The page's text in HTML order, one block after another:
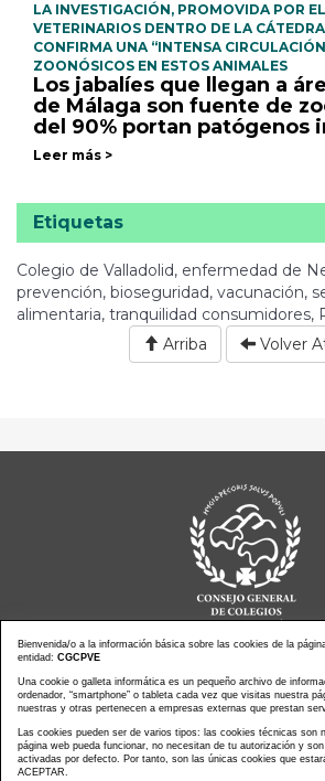
LA INVESTIGACIÓN, PROMOVIDA POR
VETERINARIOS DENTRO DE LA
CONFIRMA UNA “INTENSA
ZOONÓSICOS EN ESTOS ANIMALES
Los jabalíes que llegan a
de Málaga son fuente de
del 90% portan patógenos
Leer más >
Etiquetas
Colegio de Valladolid, enfermedad de
prevención, bioseguridad, vacunación,
alimentaria, tranquilidad consumidores,
Arriba
Volver
Noticias actualidad
Agenda
Revistas
PressClip
Multimedias
Contacto
Aviso Legal
Política
Política Cookies
Bienvenida/o a la información básica sobre las cookies de la
entidad: CGCPVE
Una cookie o galleta informática es un pequeño archivo de
ordenador, “smartphone” o tableta cada vez que visitas nuestra
nuestras y otras pertenecen a empresas externas que prestan
Las cookies pueden ser de varios tipos: las cookies técnicas son
página web pueda funcionar, no necesitan de tu autorización y
activadas por defecto. Por tanto, son las únicas cookies que
ACEPTAR.